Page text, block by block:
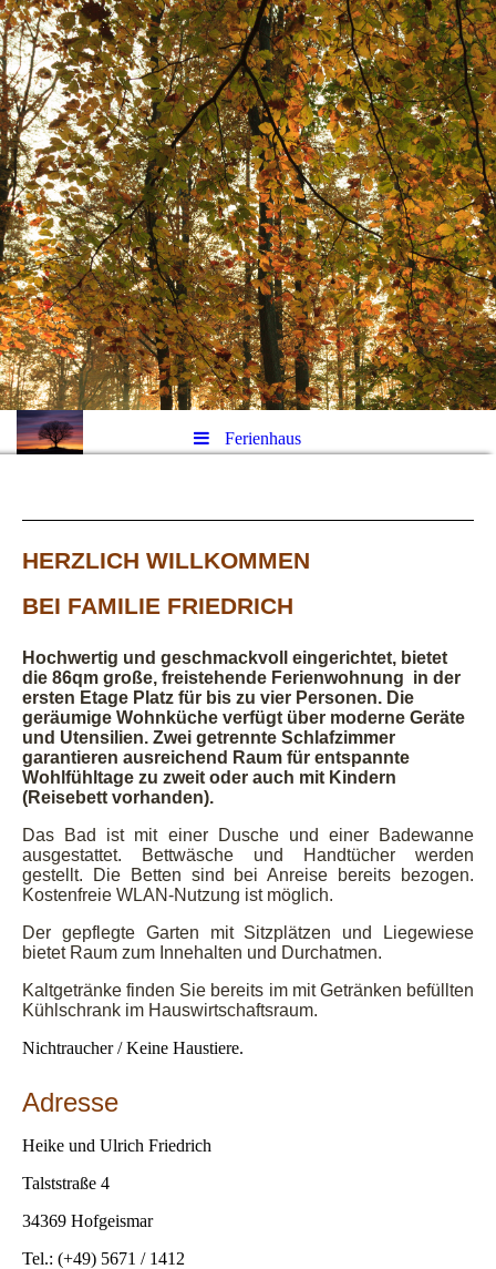
Ferienhaus
HERZLICH WILLKOMMEN
BEI FAMILIE FRIEDRICH
Hochwertig und geschmackvoll eingerichtet, bietet
die 86qm große, freistehende Ferienwohnung in der
ersten Etage Platz für bis zu vier Personen. Die
geräumige Wohnküche verfügt über moderne Geräte
und Utensilien. Zwei getrennte Schlafzimmer
garantieren ausreichend Raum für entspannte
Wohlfühltage zu zweit oder auch mit Kindern
(Reisebett vorhanden).
Das Bad ist mit einer Dusche und einer Badewanne
ausgestattet. Bettwäsche und Handtücher werden
gestellt. Die Betten sind bei Anreise bereits bezogen.
Kostenfreie WLAN-Nutzung ist möglich.
Der gepflegte Garten mit Sitzplätzen und Liegewiese
bietet Raum zum Innehalten und Durchatmen.
Kaltgetränke finden Sie bereits im mit Getränken befüllten
Kühlschrank im Hauswirtschaftsraum.
Nichtraucher / Keine Haustiere.
Adresse
Heike und Ulrich Friedrich
Talststraße 4
34369 Hofgeismar
Tel.: (+49) 5671 / 1412